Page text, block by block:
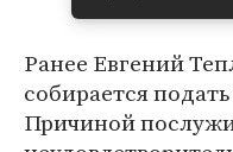
Ранее Евгений
собирается
Причиной